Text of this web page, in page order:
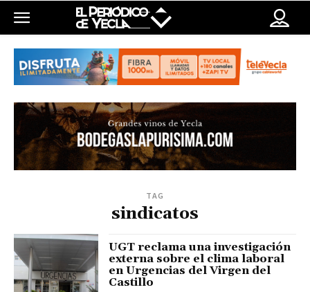
TAG
sindicatos
UGT reclama una investigación
externa sobre el clima laboral
en Urgencias del Virgen del
Castillo